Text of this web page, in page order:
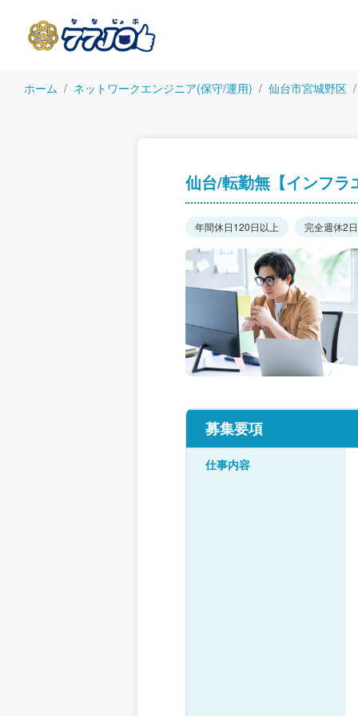
ホーム ネットワークエンジニア(保守/運用) 仙台市宮城野区
仙台/転勤無【インフ
年間休日120日以上 完全週休2
募集要項
仕事内容